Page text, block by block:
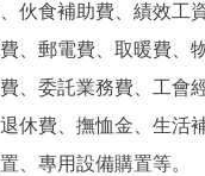
伙食補助費、績效工
、郵電費、取暖費、
、委託業務費、工會
休費、撫恤金、生活
、專用設備購置等。